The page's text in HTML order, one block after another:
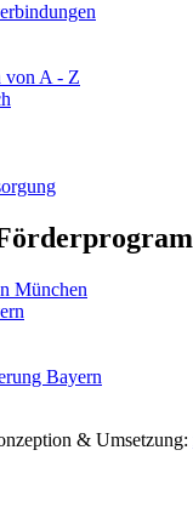
von A - Z
& Umsetzung: